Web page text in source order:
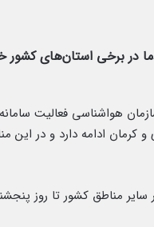
در برخی استان‌های کشور
هواشناسی فعالیت
کرمان ادامه دارد و در این
مناطق کشور تا روز